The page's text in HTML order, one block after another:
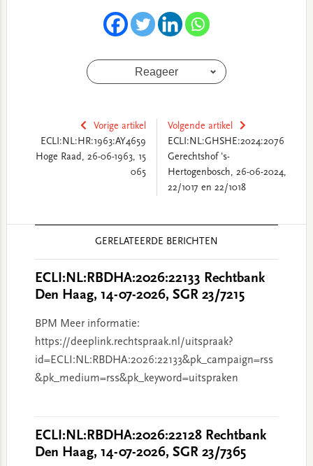
Reageer
Vorige artikel
ECLI:NL:HR:1963:AY4659
Hoge Raad, 26-06-1963, 15
065
Volgende artikel
ECLI:NL:GHSHE:2024:2076
Gerechtshof 's-
Hertogenbosch, 26-06-2024,
22/1017 en 22/1018
GERELATEERDE BERICHTEN
ECLI:NL:RBDHA:2026:22133 Rechtbank
Den Haag, 14-07-2026, SGR 23/7215
BPM Meer informatie:
https://deeplink.rechtspraak.nl/uitspraak?
id=ECLI:NL:RBDHA:2026:22133&pk_campaign=rss
&pk_medium=rss&pk_keyword=uitspraken
ECLI:NL:RBDHA:2026:22128 Rechtbank
Den Haag, 14-07-2026, SGR 23/7365